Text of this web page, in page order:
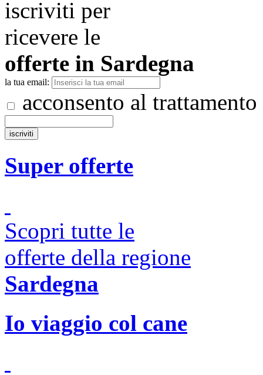
iscriviti per
ricevere le
offerte in Sardegna
la tua email:
acconsento al
Super offerte
Scopri tutte le
offerte della regione
Sardegna
Io viaggio col cane